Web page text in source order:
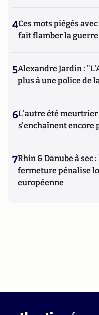
4Ces mots piégés
fait flamber la guerre
5Alexandre Jardin :
plus à une police de
6L'autre été meurtrier
s'enchaînent encore
7Rhin & Danube à sec
fermeture pénalise
européenne